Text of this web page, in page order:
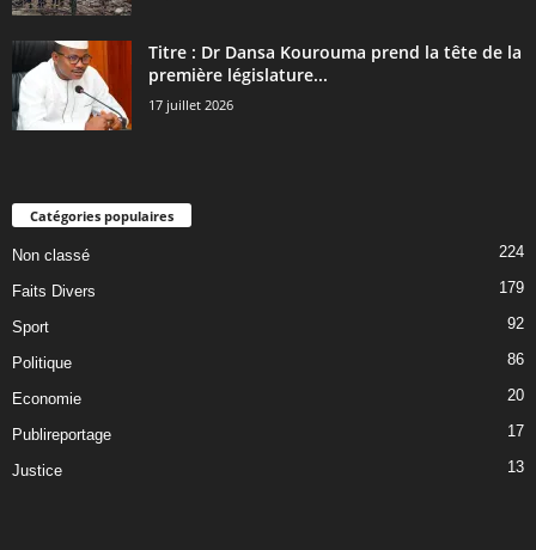
Titre : Dr Dansa Kourouma prend la tête de la
première législature...
17 juillet 2026
Catégories populaires
Non classé 224
Faits Divers 179
Sport 92
Politique 86
Economie 20
Publireportage 17
Justice 13